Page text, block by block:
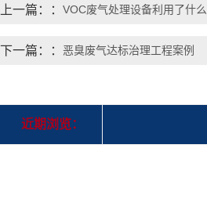
上一篇： VOC废气处理设备利用了什么
下一篇： 恶臭废气达标治理工程案例
近期浏览：